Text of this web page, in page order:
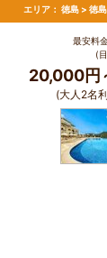
エリア： 徳島 > 徳
最安料
(
20,000円
(大人2名